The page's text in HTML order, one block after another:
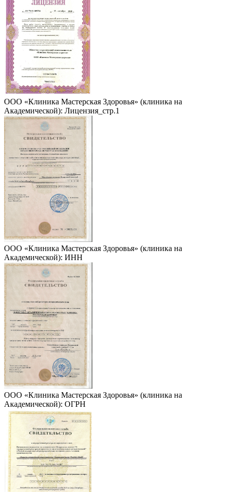
ООО «Клиника Мастерская Здоровья» (клиника на
Академической): Лицензия_стр.1
ООО «Клиника Мастерская Здоровья» (клиника на
Академической): ИНН
ООО «Клиника Мастерская Здоровья» (клиника на
Академической): ОГРН